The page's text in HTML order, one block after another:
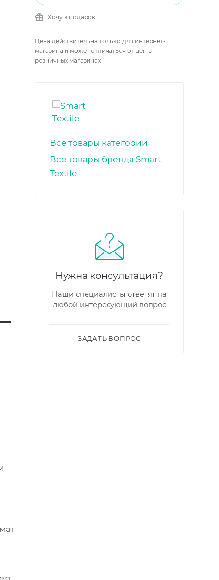
Хочу в подарок
Цена действительна только для интернет-
магазина и может отличаться от цен в
розничных магазинах
Все товары категории
Все товары бренда Smart
Textile
Нужна консультация?
Наши специалисты ответят на
любой интересующий вопрос
ЗАДАТЬ ВОПРОС